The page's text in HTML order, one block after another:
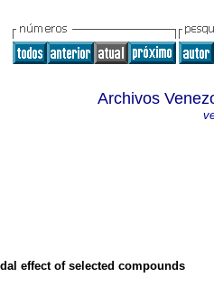
Archivos
effect of selected compounds